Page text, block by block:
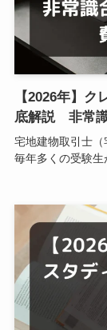
【2026年】
底解説 非常
宅地建物取引士（
毎年多くの受験生